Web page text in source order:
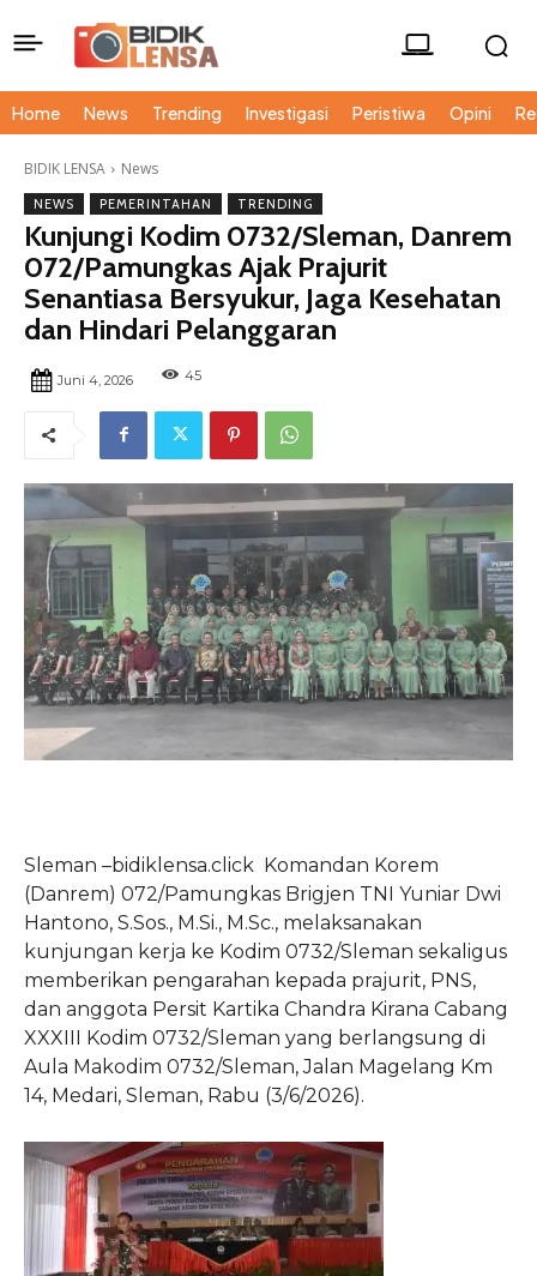
Home News Trending Investigasi Peristiwa Opini
BIDIK LENSA News
NEWS PEMERINTAHAN TRENDING
Kunjungi Kodim 0732/Sleman, Danrem
072/Pamungkas Ajak Prajurit
Senantiasa Bersyukur, Jaga Kesehatan
dan Hindari Pelanggaran
Juni 4, 2026 45
Sleman –bidiklensa.click Komandan Korem
(Danrem) 072/Pamungkas Brigjen TNI Yuniar Dwi
Hantono, S.Sos., M.Si., M.Sc., melaksanakan
kunjungan kerja ke Kodim 0732/Sleman sekaligus
memberikan pengarahan kepada prajurit, PNS,
dan anggota Persit Kartika Chandra Kirana Cabang
XXXIII Kodim 0732/Sleman yang berlangsung di
Aula Makodim 0732/Sleman, Jalan Magelang Km
14, Medari, Sleman, Rabu (3/6/2026).